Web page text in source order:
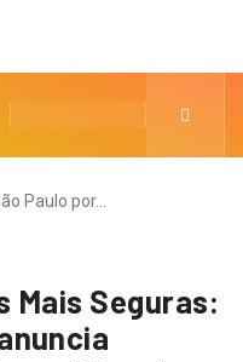
Paulo por…
Mais Seguras: